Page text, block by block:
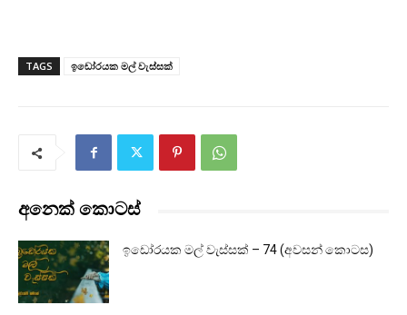
TAGS ඉඩෝරයක මල් වැස්සක්
අනෙක් කොටස්
ඉඩෝරයක මල් වැස්සක් – 74 (අවසන් කොටස)